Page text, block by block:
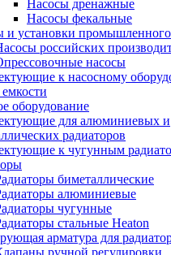
Насосы дренажные
Насосы фекальные
и установки промышленного
российских
насосы
к насосному
оборудование
для алюминиевых и
радиаторов
к чугунным
биметаллические
алюминиевые
чугунные
стальные Heaton
арматура для
ручной регулировки